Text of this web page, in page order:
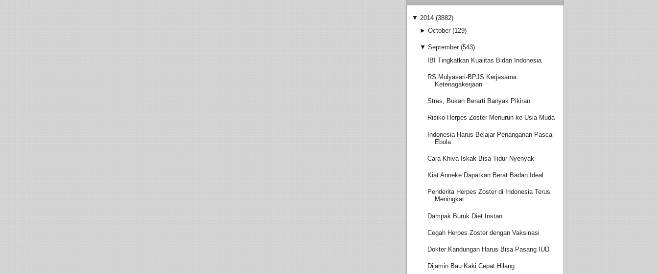
▼ 2014 (3882)
► October (129)
▼ September (543)
IBI Tingkatkan Kualitas Bidan Indonesia
RS Mulyasari-BPJS Kerjasama
Ketenagakerjaan
Stres, Bukan Berarti Banyak Pikiran
Risiko Herpes Zoster Menurun ke Usia Muda
Indonesia Harus Belajar Penanganan Pasca-
Ebola
Cara Khiva Iskak Bisa Tidur Nyenyak
Kiat Anneke Dapatkan Berat Badan Ideal
Penderita Herpes Zoster di Indonesia Terus
Meningkat
Dampak Buruk Diet Instan
Cegah Herpes Zoster dengan Vaksinasi
Dokter Kandungan Harus Bisa Pasang IUD
Dijamin Bau Kaki Cepat Hilang